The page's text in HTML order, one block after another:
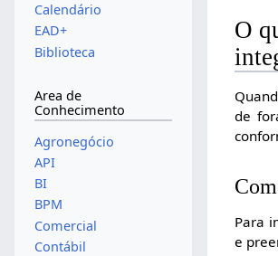
O
de
Para
e
Calendário
EAD+
Biblioteca
Area de
Conhecimento
Agronegócio
API
BI
BPM
Comercial
Contábil